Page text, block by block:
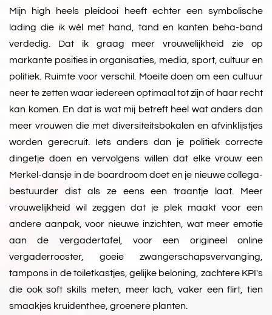
Mijn high heels pleidooi heeft echter een symbolische
lading die ik wél met hand, tand en kanten beha-band
verdedig. Dat ik graag meer vrouwelijkheid zie op
markante posities in organisaties, media, sport, cultuur en
politiek. Ruimte voor verschil. Moeite doen om een cultuur
neer te zetten waar iedereen optimaal tot zijn of haar recht
kan komen. En dat is wat mij betreft heel wat anders dan
meer vrouwen die met diversiteitsbokalen en afvinklijstjes
worden gerecruit. Iets anders dan je politiek correcte
dingetje doen en vervolgens willen dat elke vrouw een
Merkel-dansje in de boardroom doet en je nieuwe collega-
bestuurder dist als ze eens een traantje laat. Meer
vrouwelijkheid wil zeggen dat je plek maakt voor een
andere aanpak, voor nieuwe inzichten, wat meer emotie
aan de vergadertafel, voor een origineel online
vergaderrooster, goeie zwangerschapsvervanging,
tampons in de toiletkastjes, gelijke beloning, zachtere KPI's
die ook soft skills meten, meer lach, vaker een flirt, tien
smaakjes kruidenthee, groenere planten.